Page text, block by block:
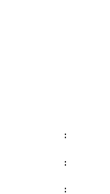
:
:
: